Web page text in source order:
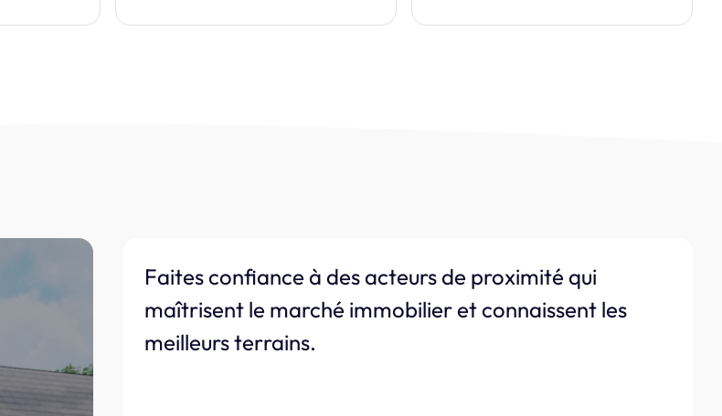
Faites confiance à des acteurs de proximité qui
maîtrisent le marché immobilier et connaissent les
meilleurs terrains.